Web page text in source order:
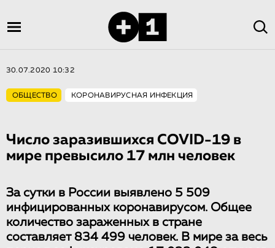
30.07.2020 10:32
ОБЩЕСТВО КОРОНАВИРУСНАЯ ИНФЕКЦИЯ
Число заразившихся COVID-19 в
мире превысило 17 млн человек
За сутки в России выявлено 5 509
инфицированных коронавирусом. Общее
количество зараженных в стране
составляет 834 499 человек. В мире за весь